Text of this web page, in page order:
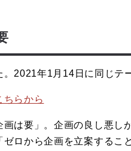
。2021年1月14日に同じテ
らから
画は要」。企画の良し悪し
ゼロから企画を立案する